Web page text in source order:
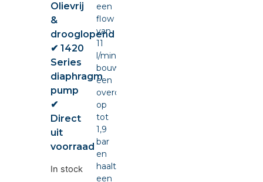
Olievrij
&
drooglopend
✔ 1420
Series
diaphragm
pump
✔
Direct
uit
voorraad
In stock
een
flow
van
11
l/min,
bouwt
een
overdruk
op
tot
1,9
bar
en
haalt
een